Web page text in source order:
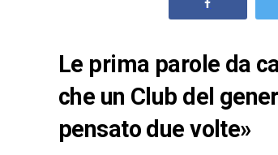
Le prima parole da
che un Club del
pensato due volte»